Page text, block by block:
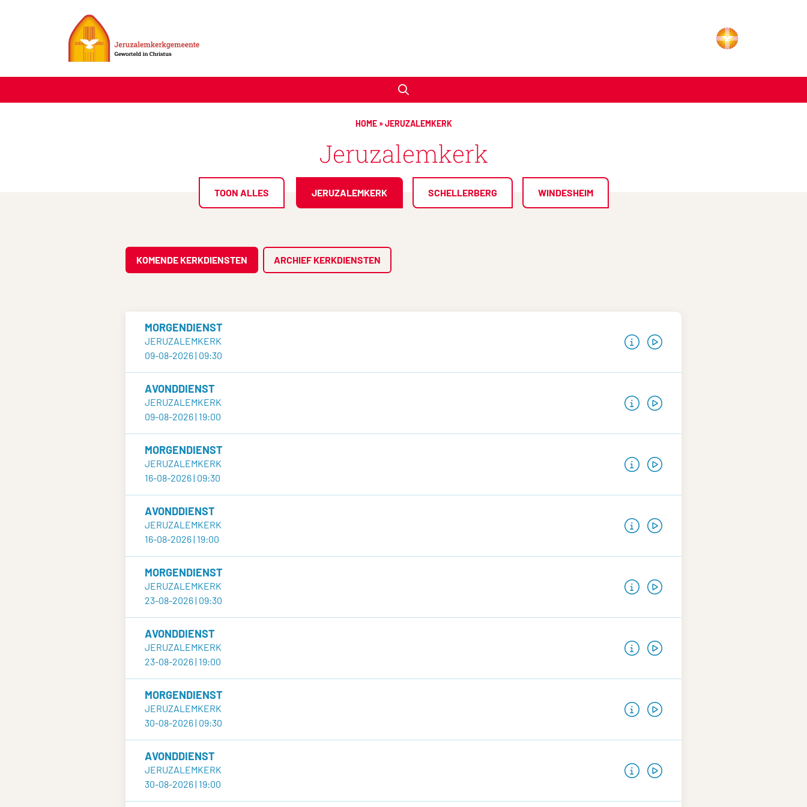
HOME»JERUZALEMKERK
Jeruzalemkerk
TOON ALLES JERUZALEMKERK SCHELLERBERG WINDESHEIM
KOMENDE KERKDIENSTEN ARCHIEF KERKDIENSTEN
MORGENDIENST
JERUZALEMKERK
09-08-2026 | 09:30
AVONDDIENST
JERUZALEMKERK
09-08-2026 | 19:00
MORGENDIENST
JERUZALEMKERK
16-08-2026 | 09:30
AVONDDIENST
JERUZALEMKERK
16-08-2026 | 19:00
MORGENDIENST
JERUZALEMKERK
23-08-2026 | 09:30
AVONDDIENST
JERUZALEMKERK
23-08-2026 | 19:00
MORGENDIENST
JERUZALEMKERK
30-08-2026 | 09:30
AVONDDIENST
JERUZALEMKERK
30-08-2026 | 19:00